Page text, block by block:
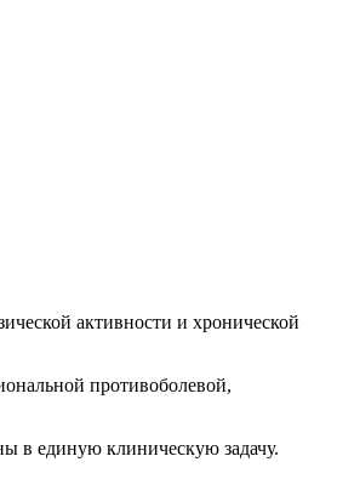
активности и хронической
противоболевой,
в единую клиническую задачу.